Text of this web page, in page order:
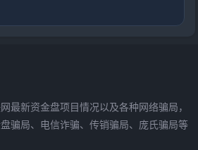
最新资金盘项目情况以及各种网络骗局，
骗局、电信诈骗、传销骗局、庞氏骗局等